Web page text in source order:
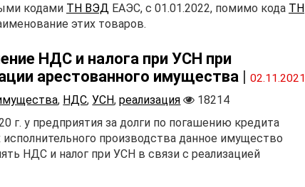
кодами ТН ВЭД ЕАЭС, с 01.01.2022, помимо кода ТН
этих товаров.
НДС и налога при УСН при
арестованного имущества |02.11.2021
, НДС,УСН,реализация
18214
г. у предприятия за долги по погашению кредита
производства данное имущество
НДС и налог при УСН в связи с реализацией